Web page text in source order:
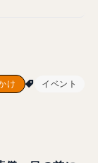
け イベント